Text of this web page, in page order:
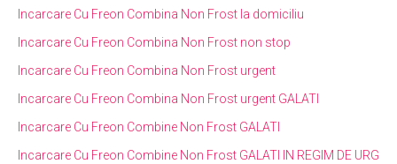
Incarcare Cu Freon Combina Non Frost la domiciliu
Incarcare Cu Freon Combina Non Frost non stop
Incarcare Cu Freon Combina Non Frost urgent
Incarcare Cu Freon Combina Non Frost urgent GALATI
Incarcare Cu Freon Combine Non Frost GALATI
Incarcare Cu Freon Combine Non Frost GALATI IN REGIM DE URG